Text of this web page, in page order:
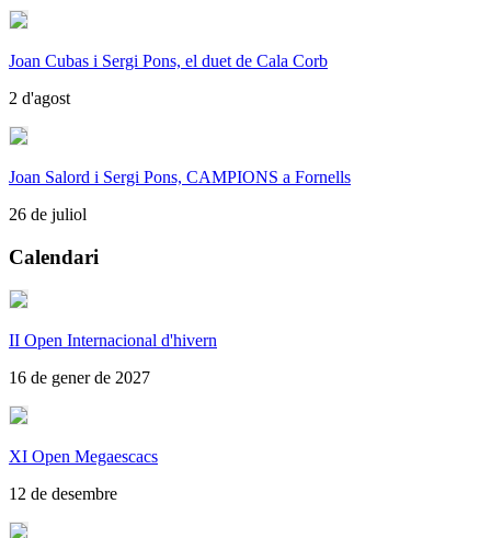
Joan Cubas i Sergi Pons, el duet de Cala Corb
2 d'agost
Joan Salord i Sergi Pons, CAMPIONS a Fornells
26 de juliol
Calendari
II Open Internacional d'hivern
16 de gener de 2027
XI Open Megaescacs
12 de desembre